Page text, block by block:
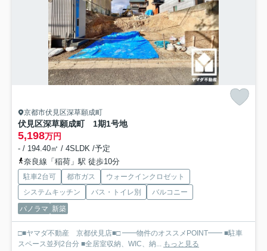
京都市伏見区深草願成町
伏見区深草願成町 1期1号地
5,198万円
- / 194.40㎡ / 4SLDK /予定
奈良線「稲荷」駅 徒歩10分
駐車2台可 都市ガス
ウォークインクロゼット
システムキッチン
バス・トイレ別
バルコニー
パノラマ 新築
□■ヤマダ不動産 京都伏見店■□ ━━物件のオススメPOINT━━ ■駐車
スペース並列2台分 ■全居室収納、WIC、納... もっと見る